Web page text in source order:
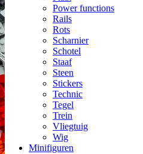
Power functions
Rails
Rots
Scharnier
Schotel
Staaf
Steen
Stickers
Technic
Tegel
Trein
Vliegtuig
Wig
Minifiguren